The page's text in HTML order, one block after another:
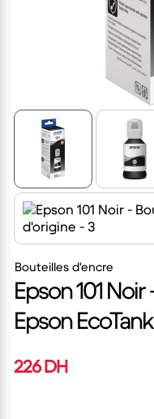
Bouteilles d'encre
Epson 101
Epson
226 DH